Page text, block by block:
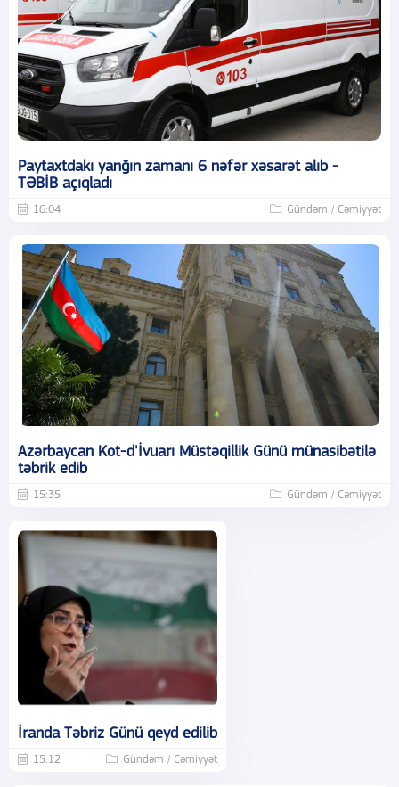
Paytaxtdakı yanğın zamanı 6 nəfər xəsarət alıb -
TƏBİB açıqladı
16:04 Gündəm / Cəmiyyət
Azərbaycan Kot-d'İvuarı Müstəqillik Günü münasibətilə
təbrik edib
15:35 Gündəm / Cəmiyyət
İranda Təbriz Günü qeyd edilib
15:12 Gündəm / Cəmiyyət